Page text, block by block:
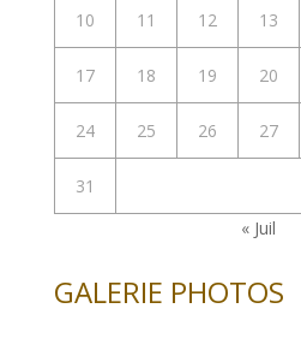
10 11 12 13
17 18 19 20
24 25 26 27
31
« Juil
GALERIE PHOTOS